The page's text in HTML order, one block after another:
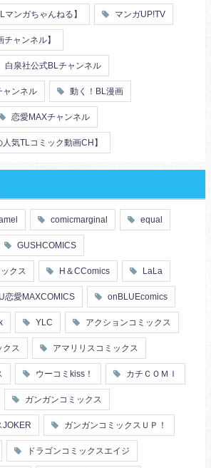
マンガちゃんねる】 マンガUP!TV
ャンネル】
泉社公式BLチャンネル
ャンネル 動く！BL漫画
恋愛MAXチャンネル
気TLコミック動画CH】
comicmarginal equal
GUSHCOMICS
クス H＆CComics LaLa
恋愛MAXCOMICS onBLUEcomics
YLC アクションコミックス
クス アマリリスコミックス
ウーコミkiss！ カチＣＯＭＩ
ガンガンコミックス
JOKER ガンガンコミックスＵＰ！
ドラゴンコミックスエイジ